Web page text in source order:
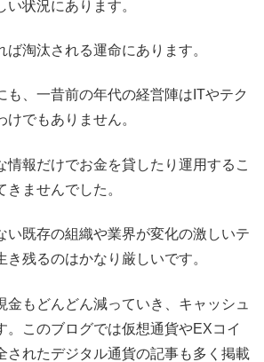
状況にあります。
淘汰される運命にあります。
も、一昔前の年代の経営陣はITやテク
けでもありません。
情報だけでお金を貸したり運用するこ
ませんでした。
い既存の組織や業界が変化の激しいテ
き残るのはかなり厳しいです。
金もどんどん減っていき、キャッシュ
。このブログでは仮想通貨やEXコイ
されたデジタル通貨の記事も多く掲載